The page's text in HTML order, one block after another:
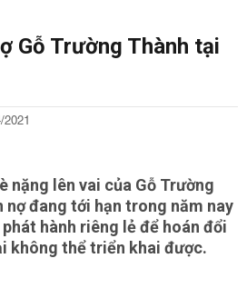
Gỗ Trường Thành tại
nặng lên vai của Gỗ Trường
nợ đang tới hạn trong năm nay
hành riêng lẻ để hoán đổi
không thể triển khai được.